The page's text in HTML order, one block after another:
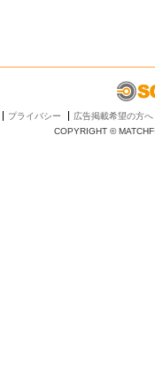
プライバシー
広告掲載希望の方へ
COPYRIGHT ©